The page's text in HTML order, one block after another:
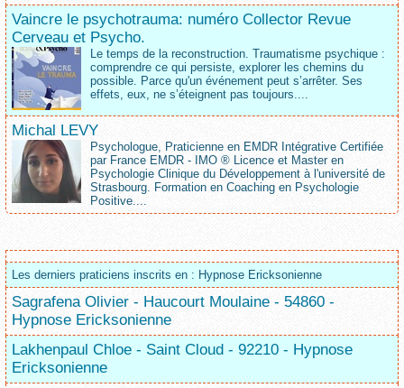
Vaincre le psychotrauma: numéro Collector Revue
Cerveau et Psycho.
Le temps de la reconstruction. Traumatisme psychique :
comprendre ce qui persiste, explorer les chemins du
possible. Parce qu'un événement peut s’arrêter. Ses
effets, eux, ne s’éteignent pas toujours....
Michal LEVY
Psychologue, Praticienne en EMDR Intégrative Certifiée
par France EMDR - IMO ® Licence et Master en
Psychologie Clinique du Développement à l'université de
Strasbourg. Formation en Coaching en Psychologie
Positive....
Les derniers praticiens inscrits en : Hypnose Ericksonienne
Sagrafena Olivier - Haucourt Moulaine - 54860 -
Hypnose Ericksonienne
Lakhenpaul Chloe - Saint Cloud - 92210 - Hypnose
Ericksonienne